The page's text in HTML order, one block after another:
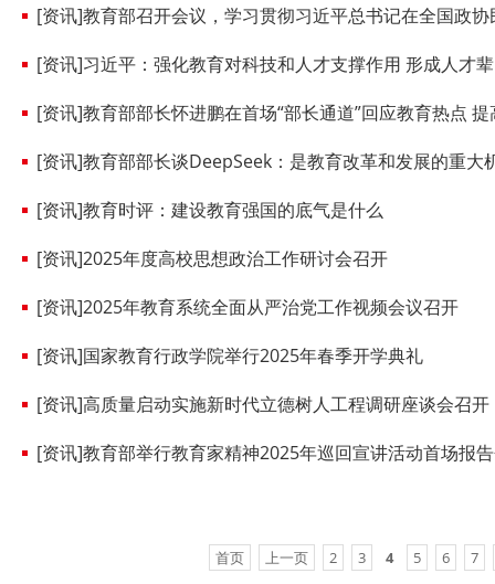
[资讯]教育部召开会议，学习贯彻习近平总书记在全国政协民盟、民
[资讯]习近平：强化教育对科技和人才支撑作用 形成人才
[资讯]教育部部长怀进鹏在首场“部长通道”回应教育热点 提
[资讯]教育部部长谈DeepSeek：是教育改革和发展的重大
[资讯]教育时评：建设教育强国的底气是什么
[资讯]2025年度高校思想政治工作研讨会召开
[资讯]2025年教育系统全面从严治党工作视频会议召开
[资讯]国家教育行政学院举行2025年春季开学典礼
[资讯]高质量启动实施新时代立德树人工程调研座谈会召开
[资讯]教育部举行教育家精神2025年巡回宣讲活动首场报
首页 上一页 2 3 4 5 6 7